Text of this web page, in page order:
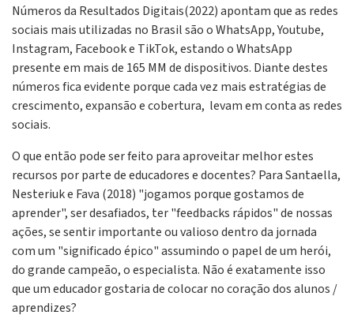
Números da Resultados Digitais(2022) apontam que as redes
sociais mais utilizadas no Brasil são o WhatsApp, Youtube,
Instagram, Facebook e TikTok, estando o WhatsApp
presente em mais de 165 MM de dispositivos. Diante destes
números fica evidente porque cada vez mais estratégias de
crescimento, expansão e cobertura, levam em conta as redes
sociais.
O que então pode ser feito para aproveitar melhor estes
recursos por parte de educadores e docentes? Para Santaella,
Nesteriuk e Fava (2018) "jogamos porque gostamos de
aprender", ser desafiados, ter "feedbacks rápidos" de nossas
ações, se sentir importante ou valioso dentro da jornada
com um "significado épico" assumindo o papel de um herói,
do grande campeão, o especialista. Não é exatamente isso
que um educador gostaria de colocar no coração dos alunos /
aprendizes?